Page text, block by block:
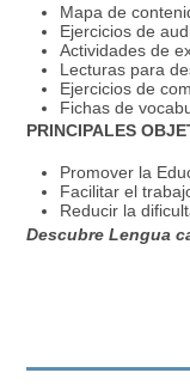
Mapa de
Ejercicios de
Actividades de
Lecturas para
Ejercicios de
Fichas de
PRINCIPALES
Promover la
Facilitar el
Reducir la
Descubre Lengua